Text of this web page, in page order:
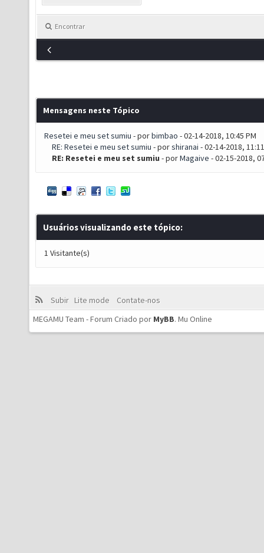
Encontrar
Mensagens neste Tópico
Resetei e meu set sumiu - porbimbao - 02-14-2018, 10:45 PM
RE: Resetei e meu set sumiu - porshiranai - 02-14-2018,
RE: Resetei e meu set sumiu - porMagaive - 02-15-2018,
Usuários visualizando este tópico:
1 Visitante(s)
Subir Lite mode
Contate-nos
MEGAMU Team - Forum Criado por MyBB. Mu Online